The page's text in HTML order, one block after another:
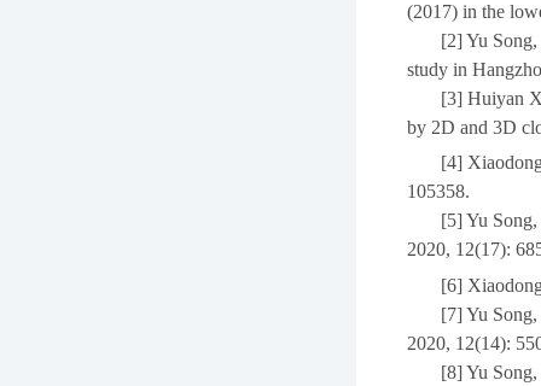
(2017) in the
[2] Yu
study in
[3] Huiyan
by 2D and 3D
[4]
105358.
[5] Yu
2020, 12(17):
[6]
[7] Yu
2020, 12(14):
[8] Yu